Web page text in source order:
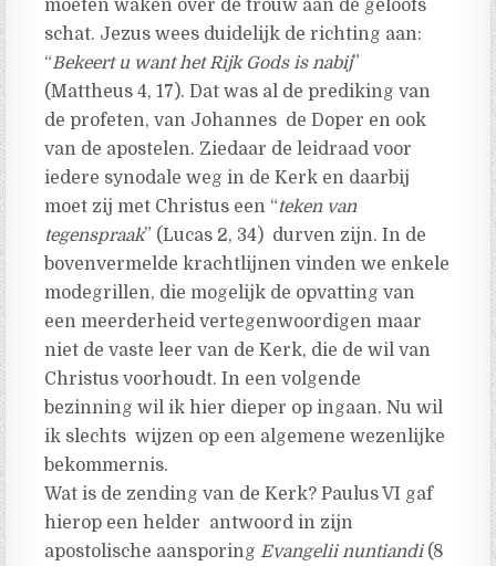
moeten waken over de trouw aan de geloofs
schat. Jezus wees duidelijk de richting aan:
“Bekeert u want het Rijk Gods is nabij”
(Mattheus 4, 17). Dat was al de prediking van
de profeten, van Johannes de Doper en ook
van de apostelen. Ziedaar de leidraad voor
iedere synodale weg in de Kerk en daarbij
moet zij met Christus een “teken van
tegenspraak” (Lucas 2, 34) durven zijn. In de
bovenvermelde krachtlijnen vinden we enkele
modegrillen, die mogelijk de opvatting van
een meerderheid vertegenwoordigen maar
niet de vaste leer van de Kerk, die de wil van
Christus voorhoudt. In een volgende
bezinning wil ik hier dieper op ingaan. Nu wil
ik slechts wijzen op een algemene wezenlijke
bekommernis.
Wat is de zending van de Kerk? Paulus VI gaf
hierop een helder antwoord in zijn
apostolische aansporingEvangelii nuntiandi (8